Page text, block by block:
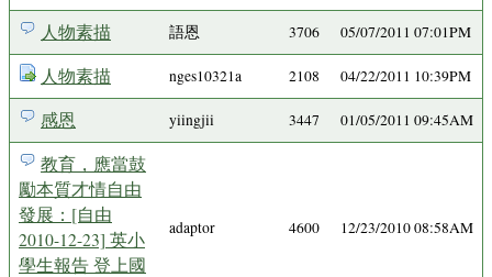
人物素描 語恩 3706 05/07/2011 07:01PM
人物素描 nges10321a 2108 04/22/2011 10:39PM
感恩 yiingjii 3447 01/05/2011 09:45AM
教育，應當鼓
勵本質才情自由
發展：[自由
2010-12-23] 英小
學生報告 登上國
adaptor 4600 12/23/2010 08:58AM